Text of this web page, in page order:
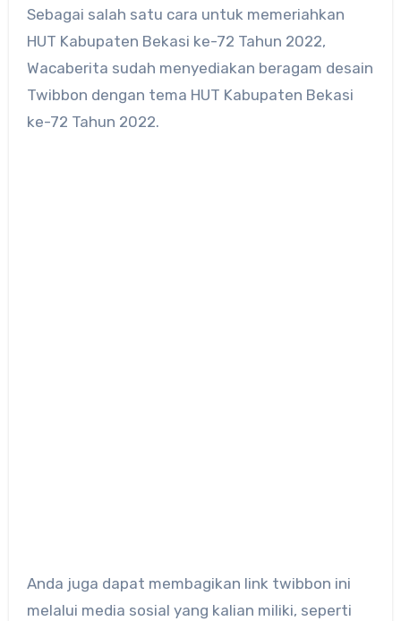
Sebagai salah satu cara untuk memeriahkan
HUT Kabupaten Bekasi ke-72 Tahun 2022,
Wacaberita sudah menyediakan beragam desain
Twibbon dengan tema HUT Kabupaten Bekasi
ke-72 Tahun 2022.
Anda juga dapat membagikan link twibbon ini
melalui media sosial yang kalian miliki, seperti